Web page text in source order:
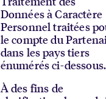
Données à Caractère
Personnel traitées
le compte du
dans les pays tiers
énumérés ci-dessous.
À des fins de